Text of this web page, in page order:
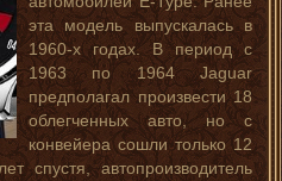
эта модель выпускалась в
1960-х годах. В период с
1963 по 1964 Jaguar
предполагал произвести 18
облегченных авто, но с
конвейера сошли только 12
спустя, автопроизводитель